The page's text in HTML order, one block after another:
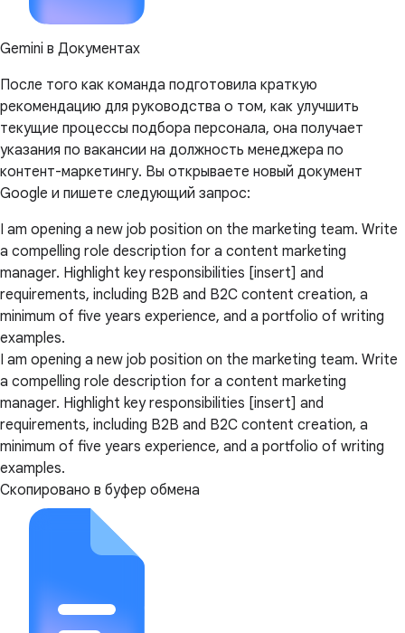
Gemini в Документах
После того как команда подготовила краткую
рекомендацию для руководства о том, как улучшить
текущие процессы подбора персонала, она получает
указания по вакансии на должность менеджера по
контент-маркетингу. Вы открываете новый документ
Google и пишете следующий запрос:
I am opening a new job position on the marketing team. Write
a compelling role description for a content marketing
manager. Highlight key responsibilities [insert] and
requirements, including B2B and B2C content creation, a
minimum of five years experience, and a portfolio of writing
examples.
I am opening a new job position on the marketing team. Write
a compelling role description for a content marketing
manager. Highlight key responsibilities [insert] and
requirements, including B2B and B2C content creation, a
minimum of five years experience, and a portfolio of writing
examples.
Скопировано в буфер обмена